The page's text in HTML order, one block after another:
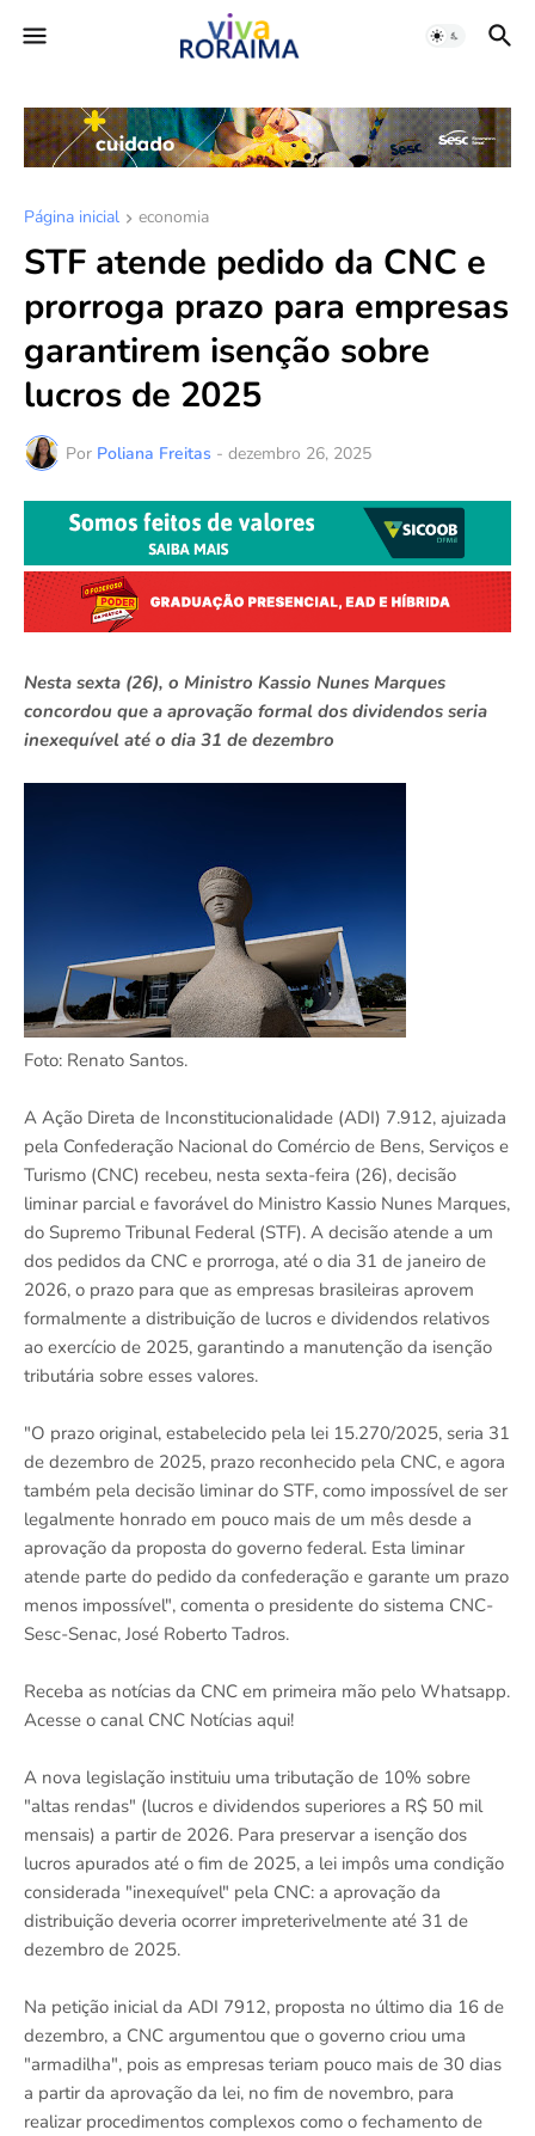
Página inicial economia
STF atende pedido da CNC e
prorroga prazo para empresas
garantirem isenção sobre
lucros de 2025
Por Poliana Freitas - dezembro 26, 2025
Nesta sexta (26), o Ministro Kassio Nunes Marques
concordou que a aprovação formal dos dividendos seria
inexequível até o dia 31 de dezembro
Foto: Renato Santos.
A Ação Direta de Inconstitucionalidade (ADI) 7.912, ajuizada
pela Confederação Nacional do Comércio de Bens, Serviços e
Turismo (CNC) recebeu, nesta sexta-feira (26), decisão
liminar parcial e favorável do Ministro Kassio Nunes Marques,
do Supremo Tribunal Federal (STF). A decisão atende a um
dos pedidos da CNC e prorroga, até o dia 31 de janeiro de
2026, o prazo para que as empresas brasileiras aprovem
formalmente a distribuição de lucros e dividendos relativos
ao exercício de 2025, garantindo a manutenção da isenção
tributária sobre esses valores.
"O prazo original, estabelecido pela lei 15.270/2025, seria 31
de dezembro de 2025, prazo reconhecido pela CNC, e agora
também pela decisão liminar do STF, como impossível de ser
legalmente honrado em pouco mais de um mês desde a
aprovação da proposta do governo federal. Esta liminar
atende parte do pedido da confederação e garante um prazo
menos impossível", comenta o presidente do sistema CNC-
Sesc-Senac, José Roberto Tadros.
Receba as notícias da CNC em primeira mão pelo Whatsapp.
Acesse o canal CNC Notícias aqui!
A nova legislação instituiu uma tributação de 10% sobre
"altas rendas" (lucros e dividendos superiores a R$ 50 mil
mensais) a partir de 2026. Para preservar a isenção dos
lucros apurados até o fim de 2025, a lei impôs uma condição
considerada "inexequível" pela CNC: a aprovação da
distribuição deveria ocorrer impreterivelmente até 31 de
dezembro de 2025.
Na petição inicial da ADI 7912, proposta no último dia 16 de
dezembro, a CNC argumentou que o governo criou uma
"armadilha", pois as empresas teriam pouco mais de 30 dias
a partir da aprovação da lei, no fim de novembro, para
realizar procedimentos complexos como o fechamento de